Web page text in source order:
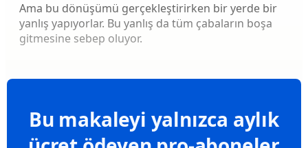
Ama bu dönüşümü gerçekleştirirken bir yerde bir
yanlış yapıyorlar. Bu yanlış da tüm çabaların boşa
gitmesine sebep oluyor.
Bu makaleyi yalnızca aylık